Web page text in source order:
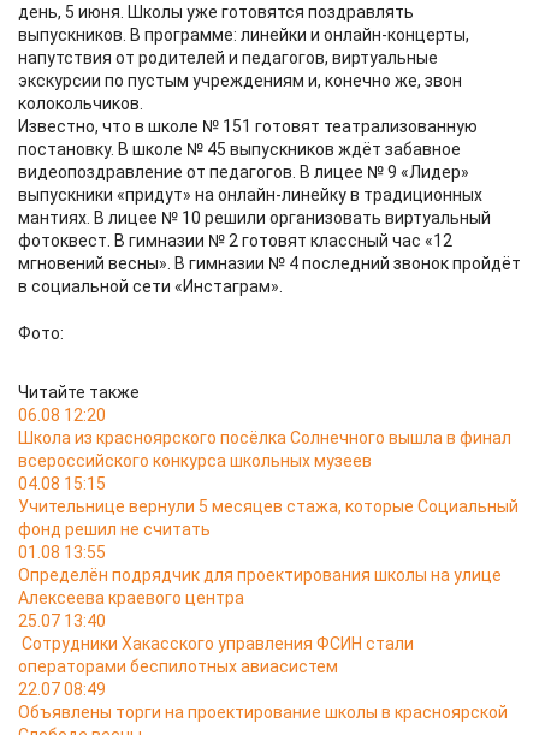
день, 5 июня. Школы уже готовятся поздравлять
выпускников. В программе: линейки и онлайн-концерты,
напутствия от родителей и педагогов, виртуальные
экскурсии по пустым учреждениям и, конечно же, звон
колокольчиков.
Известно, что в школе № 151 готовят театрализованную
постановку. В школе № 45 выпускников ждёт забавное
видеопоздравление от педагогов. В лицее № 9 «Лидер»
выпускники «придут» на онлайн-линейку в традиционных
мантиях. В лицее № 10 решили организовать виртуальный
фотоквест. В гимназии № 2 готовят классный час «12
мгновений весны». В гимназии № 4 последний звонок пройдёт
в социальной сети «Инстаграм».
Фото:
Читайте также
06.08 12:20
Школа из красноярского посёлка Солнечного вышла в финал
всероссийского конкурса школьных музеев
04.08 15:15
Учительнице вернули 5 месяцев стажа, которые Социальный
фонд решил не считать
01.08 13:55
Определён подрядчик для проектирования школы на улице
Алексеева краевого центра
25.07 13:40
Сотрудники Хакасского управления ФСИН стали
операторами беспилотных авиасистем
22.07 08:49
Объявлены торги на проектирование школы в красноярской